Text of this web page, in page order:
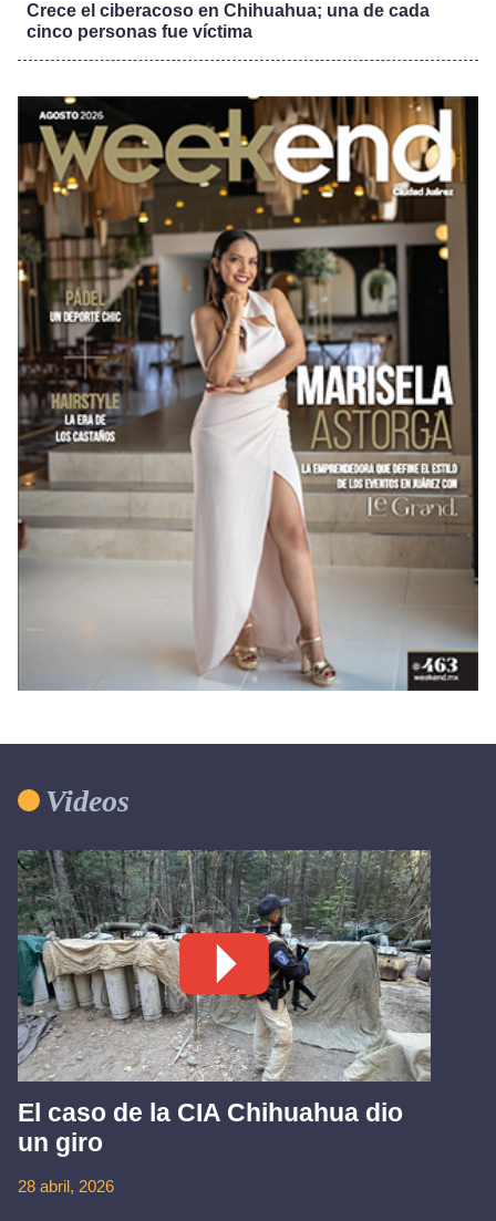
Crece el ciberacoso en Chihuahua; una de cada
cinco personas fue víctima
Videos
El caso de la CIA Chihuahua dio
un giro
28 abril, 2026